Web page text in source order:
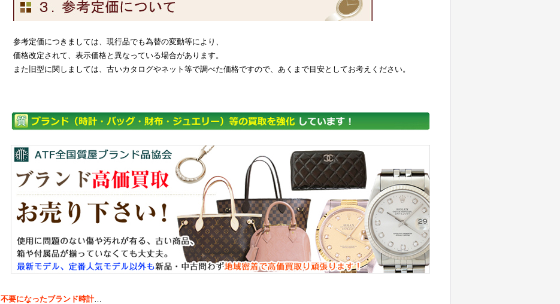
参考定価につきましては、現行品でも為替の変動等により、
価格改定されて、表示価格と異なっている場合があります。
また旧型に関しましては、古いカタログやネット等で調べた価格ですので、あくまで目安としてお考えください。
不要になったブランド時計…